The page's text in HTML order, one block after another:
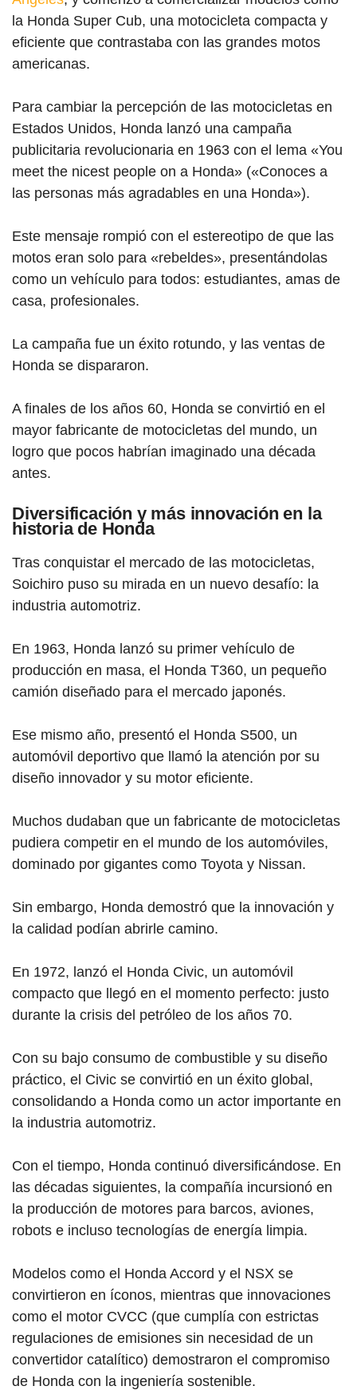
la Honda Super Cub, una motocicleta compacta y
eficiente que contrastaba con las grandes motos
americanas.
Para cambiar la percepción de las motocicletas en
Estados Unidos, Honda lanzó una campaña
publicitaria revolucionaria en 1963 con el lema «You
meet the nicest people on a Honda» («Conoces a
las personas más agradables en una Honda»).
Este mensaje rompió con el estereotipo de que las
motos eran solo para «rebeldes», presentándolas
como un vehículo para todos: estudiantes, amas de
casa, profesionales.
La campaña fue un éxito rotundo, y las ventas de
Honda se dispararon.
A finales de los años 60, Honda se convirtió en el
mayor fabricante de motocicletas del mundo, un
logro que pocos habrían imaginado una década
antes.
Diversificación y más innovación en la
historia de Honda
Tras conquistar el mercado de las motocicletas,
Soichiro puso su mirada en un nuevo desafío: la
industria automotriz.
En 1963, Honda lanzó su primer vehículo de
producción en masa, el Honda T360, un pequeño
camión diseñado para el mercado japonés.
Ese mismo año, presentó el Honda S500, un
automóvil deportivo que llamó la atención por su
diseño innovador y su motor eficiente.
Muchos dudaban que un fabricante de motocicletas
pudiera competir en el mundo de los automóviles,
dominado por gigantes como Toyota y Nissan.
Sin embargo, Honda demostró que la innovación y
la calidad podían abrirle camino.
En 1972, lanzó el Honda Civic, un automóvil
compacto que llegó en el momento perfecto: justo
durante la crisis del petróleo de los años 70.
Con su bajo consumo de combustible y su diseño
práctico, el Civic se convirtió en un éxito global,
consolidando a Honda como un actor importante en
la industria automotriz.
Con el tiempo, Honda continuó diversificándose. En
las décadas siguientes, la compañía incursionó en
la producción de motores para barcos, aviones,
robots e incluso tecnologías de energía limpia.
Modelos como el Honda Accord y el NSX se
convirtieron en íconos, mientras que innovaciones
como el motor CVCC (que cumplía con estrictas
regulaciones de emisiones sin necesidad de un
convertidor catalítico) demostraron el compromiso
de Honda con la ingeniería sostenible.